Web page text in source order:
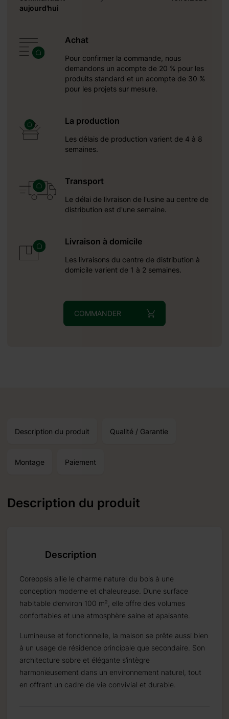
aujourd'hui
Achat
Pour confirmer la commande, nous
demandons un acompte de 20 % pour les
produits standard et un acompte de 30 %
pour les projets sur mesure.
La production
Les délais de production varient de 4 à 8
semaines.
Transport
Le délai de livraison de l'usine au centre de
distribution est d'une semaine.
Livraison à domicile
Les livraisons du centre de distribution à
domicile varient de 1 à 2 semaines.
COMMANDER
Description du produit Qualité / Garantie
Montage Paiement
Description du produit
Description
Coreopsis allie le charme naturel du bois à une
conception moderne et chaleureuse. D’une surface
habitable d’environ 100 m², elle offre des volumes
confortables et une atmosphère saine et apaisante.
Lumineuse et fonctionnelle, la maison se prête aussi bien
à un usage de résidence principale que secondaire. Son
architecture sobre et élégante s’intègre
harmonieusement dans un environnement naturel, tout
en offrant un cadre de vie convivial et durable.